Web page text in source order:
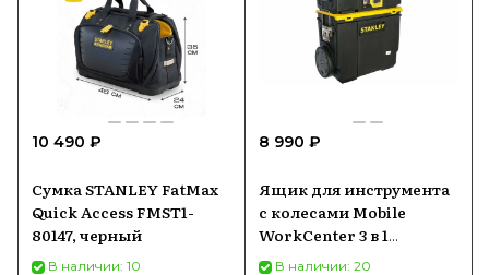
10 490 ₽
Сумка STANLEY FatMax
Quick Access FMST1-
80147, черный
В наличии: 10
8 990 ₽
Ящик для инструмента
с колесами Mobile
WorkCenter 3 в 1
STANLEY 1-70-326
В наличии: 20